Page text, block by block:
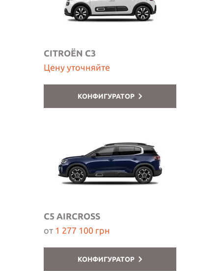
CITROËN C3
Цену уточняйте
КОНФИГУРАТОР
C5 AIRCROSS
от 1 277 100 грн
КОНФИГУРАТОР